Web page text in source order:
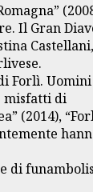
Il Gran
Uomini
misfatti di
(2014),